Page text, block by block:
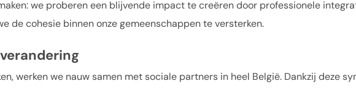
we proberen een blijvende impact te creëren door professionele
de cohesie binnen onze gemeenschappen te versterken.
werken we nauw samen met sociale partners in heel België. Dankzij deze